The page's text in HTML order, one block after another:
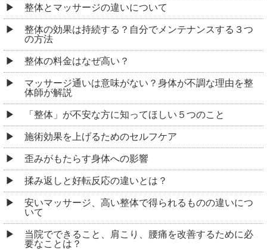
整体とマッサージの違いについて
整体の効果は持続する？自分でメンテナンスする３つ
の方法
整体の料金はなぜ高い？
マッサージ通いは意味がない？身体が不調な理由を整
体師が解説
「整体」が不安な方に知ってほしい５つのこと
施術効果を上げるためのセルフケア
歪みがもたらす身体への影響
揉み返しと好転反応の違いとは？
安いマッサージ、高い整体で得られるものの違いにつ
いて
当院でできること、肩こり、腰痛を改善するために必
要なことは？